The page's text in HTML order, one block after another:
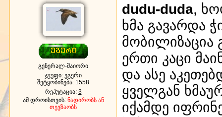
გენერალ-მაიორი
ჯგუფი: ეგერი
შეტყობინება: 1558
რეპუტაცია: 3
ამ დროისთვის: ნადირობს ან
თევზაობს
dudu-duda,
ხმა გავარდა
მობილიზაცია
ერთი კაცი
და ასე
ყველგან
იქამდე